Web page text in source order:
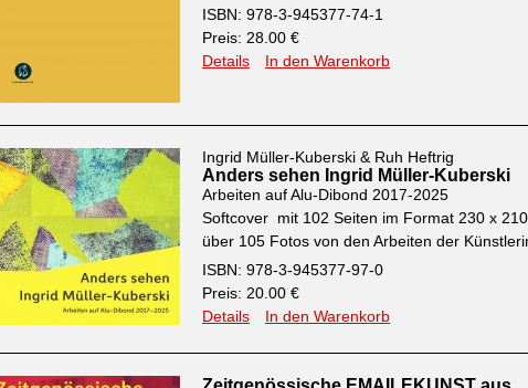
ISBN: 978-3-945377-74-1
Preis: 28.00 €
Details
In den Warenkorb
Ingrid Müller-Kuberski & Ruh Heftrig
Anders sehen Ingrid Müller-Kuberski
Arbeiten auf Alu-Dibond 2017-2025
Softcover mit 102 Seiten im Format 230 x
über 105 Fotos von den Arbeiten der
ISBN: 978-3-945377-97-0
Preis: 20.00 €
Details
In den Warenkorb